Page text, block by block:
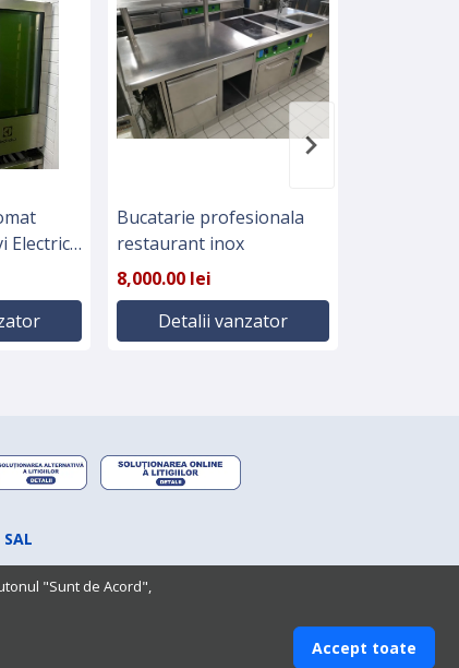
Electric
Bucatarie profesionala
restaurant inox
8,000.00 lei
Detalii vanzator
"Sunt de Acord",
Accept toate